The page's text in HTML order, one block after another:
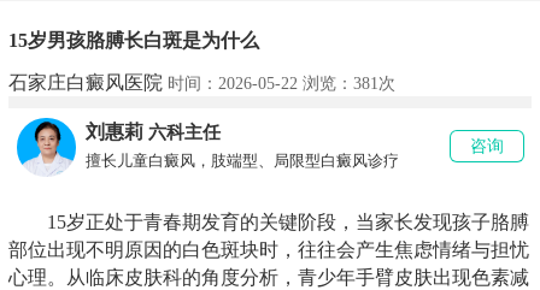
15岁男孩胳膊长白斑是为什么
石家庄白癜风医院 时间：2026-05-22 浏览： 381次
刘惠莉 六科主任
擅长儿童白癜风，肢端型、局限型白癜风诊疗
咨询
15岁正处于青春期发育的关键阶段，当家长发现孩子胳膊
部位出现不明原因的白色斑块时，往往会产生焦虑情绪与担忧
心理。从临床皮肤科的角度分析，青少年手臂皮肤出现色素减